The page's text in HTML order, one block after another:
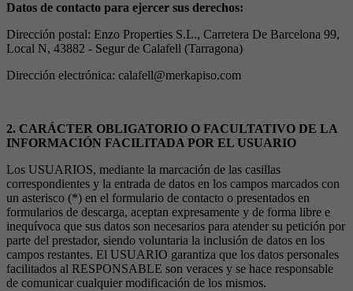
Datos de contacto para ejercer sus derechos:
Dirección postal: Enzo Properties S.L., Carretera De Barcelona 99,
Local N, 43882 - Segur de Calafell (Tarragona)
Dirección electrónica: calafell@merkapiso.com
2. CARÁCTER OBLIGATORIO O FACULTATIVO DE LA
INFORMACIÓN FACILITADA POR EL USUARIO
Los USUARIOS, mediante la marcación de las casillas
correspondientes y la entrada de datos en los campos marcados con
un asterisco (*) en el formulario de contacto o presentados en
formularios de descarga, aceptan expresamente y de forma libre e
inequívoca que sus datos son necesarios para atender su petición por
parte del prestador, siendo voluntaria la inclusión de datos en los
campos restantes. El USUARIO garantiza que los datos personales
facilitados al RESPONSABLE son veraces y se hace responsable
de comunicar cualquier modificación de los mismos.